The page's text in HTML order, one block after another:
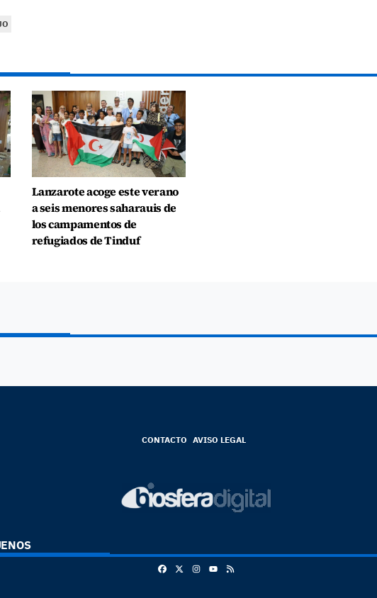
Lanzarote acoge este verano
a seis menores saharauis de
los campamentos de
refugiados de Tinduf
CONTACTO AVISO LEGAL
FacebookInstagram